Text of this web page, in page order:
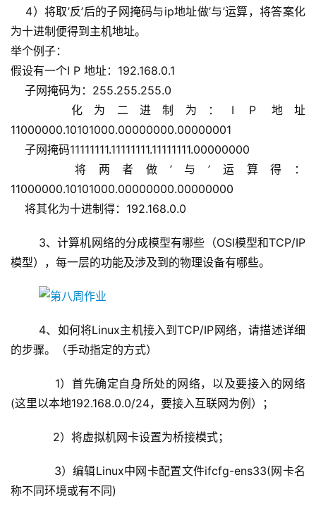
4）将取’反’后的子网掩码与ip地址做’与’运算，将答案化
为十进制便得到主机地址。
举个例子：
假设有一个I P 地址：192.168.0.1
子网掩码为：255.255.255.0
化为二进制为：I P 地址
11000000.10101000.00000000.00000001
子网掩码11111111.11111111.11111111.00000000
将两者做’与’运算得：
11000000.10101000.00000000.00000000
将其化为十进制得：192.168.0.0
模型），每一层的功能及涉及到的物理设备有哪些。
的步骤。（手动指定的方式）
(这里以本地192.168.0.0/24，要接入互联网为例）；
	    2）将虚拟机网卡设置为桥接模式；
称不同环境或有不同)